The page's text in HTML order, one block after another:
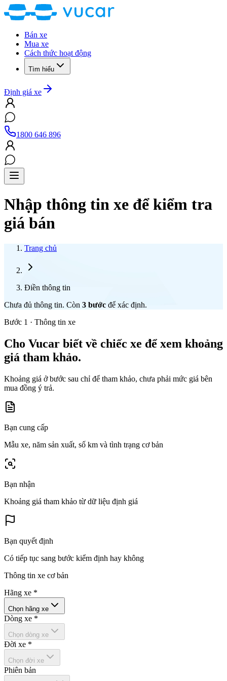
Bán xe
Mua xe
Cách thức hoạt động
Tìm hiểu
Định giá xe
1800 646 896
Nhập thông tin xe để kiểm tra
giá bán
Trang chủ
Điền thông tin
Chưa đủ thông tin. Còn 3 bước để xác định.
Bước 1 · Thông tin xe
Cho Vucar biết về chiếc xe để xem khoảng
giá tham khảo.
Khoảng giá ở bước sau chỉ để tham khảo, chưa phải mức giá bên
mua đồng ý trả.
Bạn cung cấp
Mẫu xe, năm sản xuất, số km và tình trạng cơ bản
Bạn nhận
Khoảng giá tham khảo từ dữ liệu định giá
Bạn quyết định
Có tiếp tục sang bước kiểm định hay không
Thông tin xe cơ bản
Hãng xe *
Chọn hãng xe
Dòng xe *
Chọn dòng xe
Đời xe *
Chọn đời xe
Phiên bản